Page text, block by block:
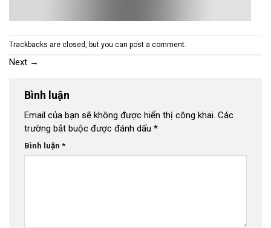
Trackbacks are closed, but you can post a comment
Next →
Bình luận
Email của bạn sẽ không được hiển thị công khai. Các
trường bắt buộc được đánh dấu *
Bình luận *